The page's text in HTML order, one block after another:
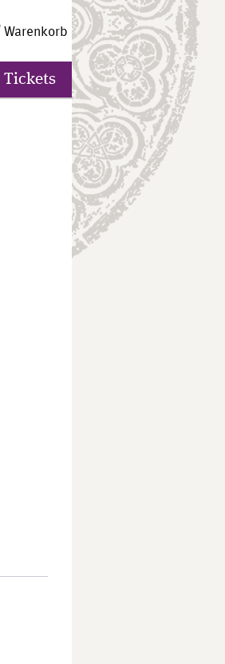
Warenkorb
Tickets